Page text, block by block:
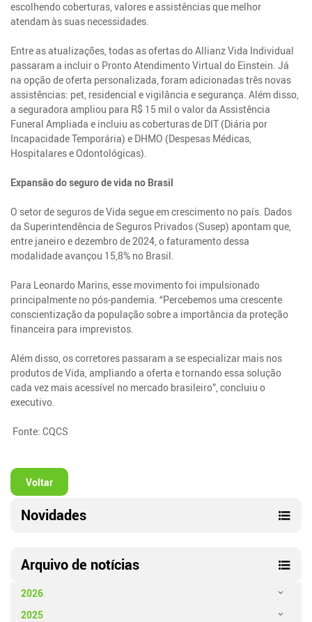
escolhendo coberturas, valores e assistências que melhor
atendam às suas necessidades.
Entre as atualizações, todas as ofertas do Allianz Vida Individual
passaram a incluir o Pronto Atendimento Virtual do Einstein. Já
na opção de oferta personalizada, foram adicionadas três novas
assistências: pet, residencial e vigilância e segurança. Além disso,
a seguradora ampliou para R$ 15 mil o valor da Assistência
Funeral Ampliada e incluiu as coberturas de DIT (Diária por
Incapacidade Temporária) e DHMO (Despesas Médicas,
Hospitalares e Odontológicas).
Expansão do seguro de vida no Brasil
O setor de seguros de Vida segue em crescimento no país. Dados
da Superintendência de Seguros Privados (Susep) apontam que,
entre janeiro e dezembro de 2024, o faturamento dessa
modalidade avançou 15,8% no Brasil.
Para Leonardo Marins, esse movimento foi impulsionado
principalmente no pós-pandemia. “Percebemos uma crescente
conscientização da população sobre a importância da proteção
financeira para imprevistos.
Além disso, os corretores passaram a se especializar mais nos
produtos de Vida, ampliando a oferta e tornando essa solução
cada vez mais acessível no mercado brasileiro”, concluiu o
executivo.
Fonte: CQCS
Voltar
Novidades
Arquivo de notícias
2026
2025